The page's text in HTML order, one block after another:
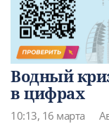
Водный
в цифрах
10:13, 16 марта